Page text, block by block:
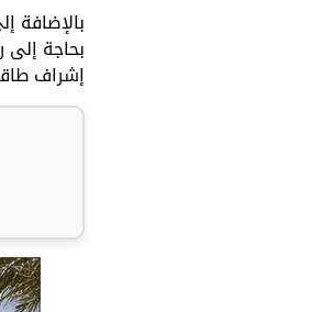
بالإضافة
بحاجة إلى
إشراف